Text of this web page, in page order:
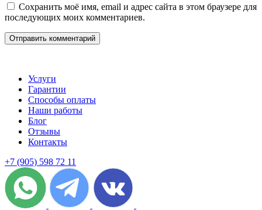
Сохранить моё имя, email и адрес сайта в этом браузере для
последующих моих комментариев.
Услуги
Гарантии
Способы оплаты
Наши работы
Блог
Отзывы
Контакты
+7 (905) 598 72 11